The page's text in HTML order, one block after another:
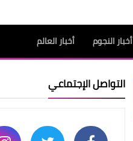
أخبار النجوم أخبار العالم
التواصل الإجتماعي